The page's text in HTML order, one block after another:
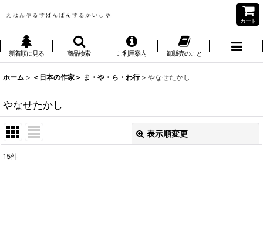
カート
新着順に見る 商品検索 ご利用案内 卸販売のこと
ホーム > ＜日本の作家＞ ま・や・ら・わ行 > やなせたかし
やなせたかし
表示順変更
15件